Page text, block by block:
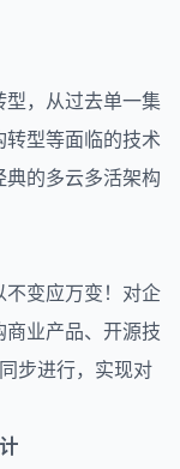
，从过去单一集
型等面临的技术
的多云多活架构
变应万变！对企
业产品、开源技
步进行，实现对